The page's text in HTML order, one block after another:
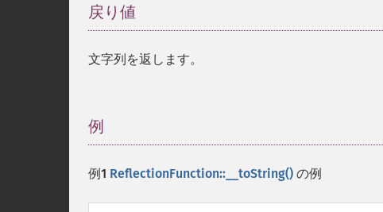
戻り値
文字列を返します。
例
例1 ReflectionFunction::__toString() の例